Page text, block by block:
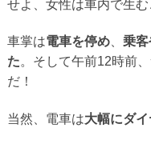
せよ、女性は車内で生む
車掌は電車を停め、 乗
た。そして午前12時前
だ！
当然、電車は大幅にダ